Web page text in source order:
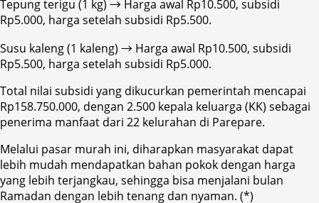
Tepung terigu (1 kg) → Harga awal Rp10.500, subsidi
Rp5.000, harga setelah subsidi Rp5.500.
Susu kaleng (1 kaleng) → Harga awal Rp10.500, subsidi
Rp5.500, harga setelah subsidi Rp5.000.
Total nilai subsidi yang dikucurkan pemerintah mencapai
Rp158.750.000, dengan 2.500 kepala keluarga (KK) sebagai
penerima manfaat dari 22 kelurahan di Parepare.
Melalui pasar murah ini, diharapkan masyarakat dapat
lebih mudah mendapatkan bahan pokok dengan harga
yang lebih terjangkau, sehingga bisa menjalani bulan
Ramadan dengan lebih tenang dan nyaman. (*)